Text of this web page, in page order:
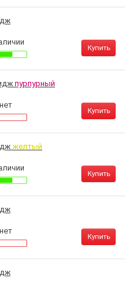
Купить
пурпурный
нет
Купить
желтый
Купить
нет
Купить